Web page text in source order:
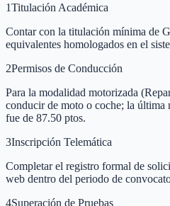
1Titulación Académica
Contar con la titulación mínima de
equivalentes homologados en el
2Permisos de Conducción
Para la modalidad motorizada
conducir de moto o coche; la última
fue de 87.50 ptos.
3Inscripción Telemática
Completar el registro formal de
web dentro del periodo de
4Superación de Pruebas